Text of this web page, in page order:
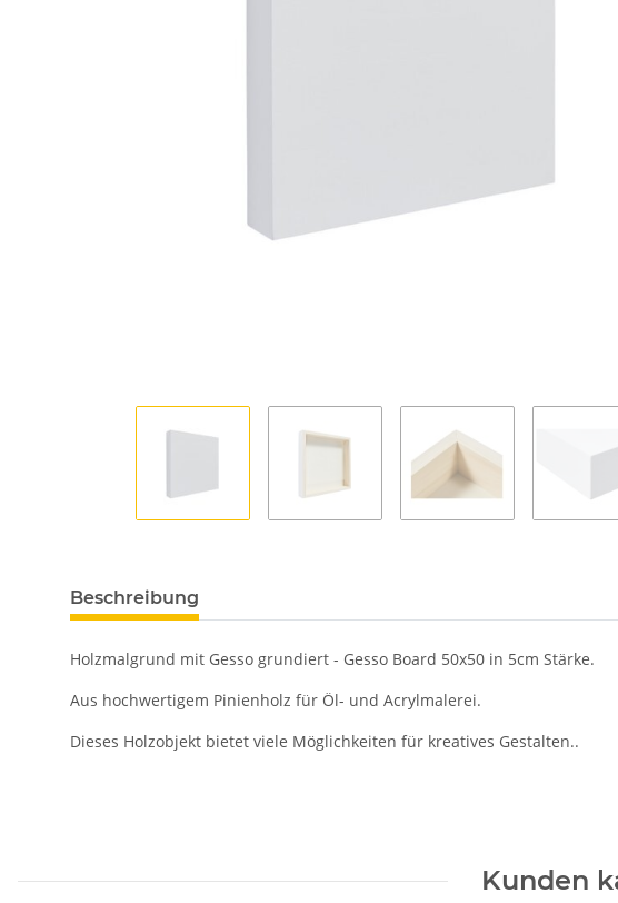
Beschreibung
Holzmalgrund mit Gesso grundiert - Gesso Board 50x50 in 5cm Stärke.
Aus hochwertigem Pinienholz für Öl- und Acrylmalerei.
Dieses Holzobjekt bietet viele Möglichkeiten für kreatives Gestalten..
Kunden